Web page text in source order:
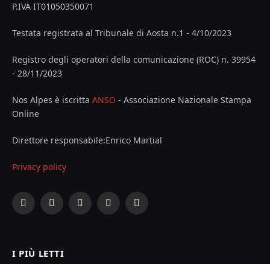
P.IVA IT01050350071
Testata registrata al Tribunale di Aosta n.1 - 4/10/2023
Registro degli operatori della comunicazione (ROC) n. 39954
- 28/11/2023
Nos Alpes è iscritta ANSO - Associazione Nazionale Stampa
Online
Direttore responsabile:Enrico Martial
Privacy policy
Facebook
X
InstagramYouTubeLinkedIn
I PIÙ LETTI